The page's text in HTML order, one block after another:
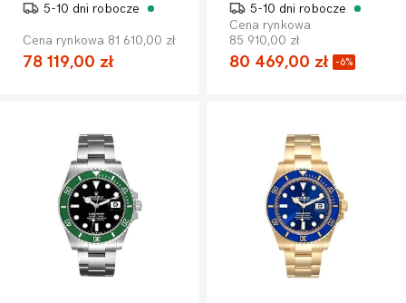
5-10 dni robocze
Cena rynkowa 81 610,00 zł
78 119,00 zł
5-10 dni robocze
Cena rynkowa
85 910,00 zł
80 469,00 zł -6%